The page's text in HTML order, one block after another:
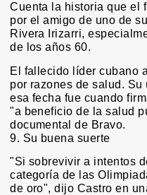
Cuenta la historia que el
por el amigo de uno de
Rivera Irizarri,
de los años 60.
El fallecido líder cubano
por razones de salud.
esa fecha fue cuando
"a beneficio de la salud
documental de Bravo.
9. Su buena suerte
"Si sobrevivir a intentos
categoría de las
de oro", dijo Castro en